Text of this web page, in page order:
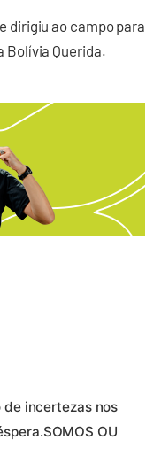
dirigiu ao campo para
Bolívia Querida.
incertezas nos
OU